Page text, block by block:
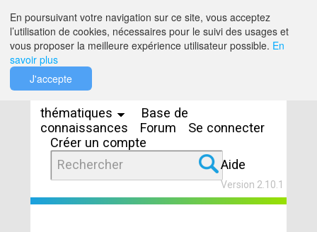
thématiques
Base de
connaissances
Forum
Se connecter
Créer un compte
Aide
Version 2.10.1
En poursuivant votre navigation sur ce site, vous acceptez
l’utilisation de cookies, nécessaires pour le suivi des usages et
vous proposer la meilleure expérience utilisateur possible. En
savoir plus
J'accepte